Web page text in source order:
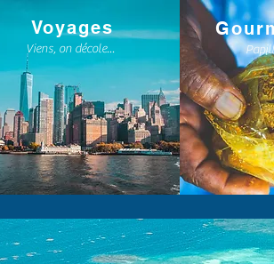
Voyages
Viens, on décole...